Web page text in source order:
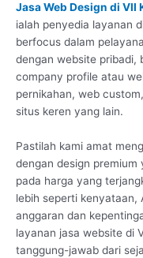
Jasa Web Design di
ialah penyedia layanan
berfocus dalam
dengan website pribadi,
company profile atau
pernikahan, web
situs keren yang lain.
Pastilah kami amat
dengan design premium
pada harga yang
lebih seperti kenyataan,
anggaran dan
layanan jasa website di
tanggung-jawab dari